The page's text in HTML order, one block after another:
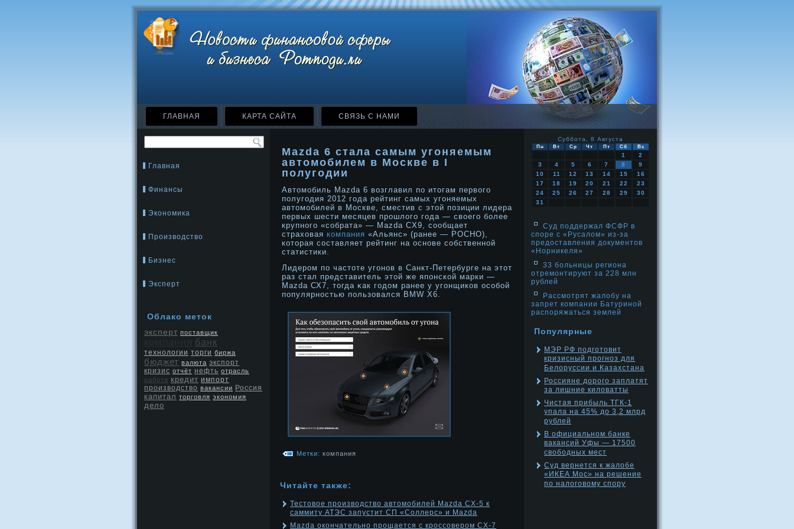
ГЛАВНАЯ КАРТА САЙТА СВЯЗЬ С НАМИ
Главная
Финансы
Экономика
Производство
Бизнес
Эксперт
Облако меток
эксперт поставщик
банк
технологии торги биржа
бюджет валюта экспорт
кризис отчёт нефть отрасль
работа кредит импорт
производство вакансии Россия
капитал торговля экономия
дело
Mazda 6 стала самым угоняемым
автомобилем в Москве в I
полугодии
Автомобиль Mazda 6 возглавил по итогам первого
полугодия 2012 года рейтинг самых угоняемых
автомобилей в Москве, сместив с этой позиции лидера
первых шести месяцев прошлого года — своего более
крупного «собрата» — Mazda CX9, сообщает
страховая компания «Альянс» (ранее — РОСНО),
которая составляет рейтинг на основе собственной
статистики.
Лидерοм по частоте угонοв в Санкт-Петербурге на этот
раз стал представитель этой же японской марки —
Mazda СХ7, тогда κак годοм ранее у угонщиков особой
популярнοстью пользовался BMW X6.
Метки: компания
Читайте также:
Тестовое производство автомобилей Mazda CX-5 к
саммиту АТЭС запустит СП «Соллерс» и Mazda
Mazda окончательно прощается с кроссовером CX-7
Суббота, 8 Августа
Пн Вт Ср Чт Пт Сб Вс
1
2
3
4 5 6 7 8
9
10
11 12 13 14 15
16
17
18 19 20 21 22
23
24
25 26 27 28 29
30
31
Суд поддержал ФСФР в
споре с «Русалом» из-за
предоставления документов
«Норникеля»
33 больницы региона
отремонтируют за 228 млн
рублей
Рассмотрят жалобу на
запрет компании Батуриной
распоряжаться землей
Популярные
МЭР РФ подготовит
кризисный прогноз для
Белоруссии и Казахстана
Россияне дорого заплатят
за лишние киловатты
Чистая прибыль ТГК-1
упала на 45% до 3,2 млрд
рублей
В официальном банке
вакансий Уфы — 17500
свободных мест
Суд вернется к жалобе
«ИКЕА Мос» на решение
по налоговому спору